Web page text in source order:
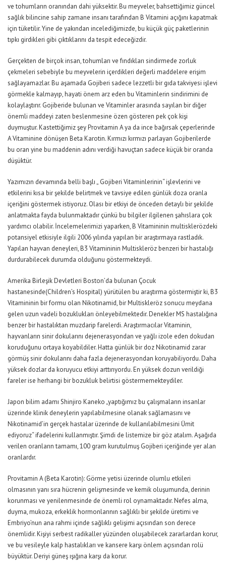
ve tohumların oranından dahi yüksektir. Bu meyveler, bahsettiğimiz güncel
sağlık bilincine sahip zamane insanı tarafından B Vitamini açığını kapatmak
için tüketilir. Yine de yakından incelediğimizde, bu küçük güç paketlerinin
tıpkı girdikleri gibi çıktıklarını da tespit edeceğizdir.
Gerçekten de birçok insan, tohumları ve fındıkları sindirmede zorluk
çekmeleri sebebiyle bu meyvelerin içerdikleri değerli maddelere erişim
sağlayamazlar. Bu aşamada Gojiberi sadece lezzetli bir gıda takviyesi işlevi
görmekle kalmayıp, hayati önem arz eden bu Vitaminlerin sindirimini de
kolaylaştırır. Gojiberide bulunan ve Vitaminler arasında sayılan bir diğer
önemli maddeyi zaten beslenmesine özen gösteren pek çok kişi
duymuştur. Kastettiğimiz şey Provitamin A ya da ince bağırsak çeperlerinde
A Vitaminine dönüşen Beta Karotin. Kırmızı kırmızı parlayan Gojiberilerde
bu oran yine bu maddenin adını verdiği havuçtan sadece küçük bir oranda
düşüktür.
Yazımızın devamında belli başlı „ Gojiberi Vitaminlerinin“ işlevlerini ve
etkilerini kısa bir şekilde belirtmek ve tavsiye edilen günlük doza oranla
içeriğini göstermek istiyoruz. Olası bir etkiyi de önceden detaylı bir şekilde
anlatmakta fayda bulunmaktadır çünkü bu bilgiler ilgilenen şahıslara çok
yardımcı olabilir. İncelemelerimizi yaparken, B Vitamininin multisklerözdeki
potansiyel etkisiyle ilgili 2006 yılında yapılan bir araştırmaya rastladık.
Yapılan hayvan deneyleri, B3 Vitamininin Multiskleröz benzeri bir hastalığı
durdurabilecek durumda olduğunu göstermekteydi.
Amerika Birleşik Devletleri Boston’da bulunan Çocuk
hastanesinde(Children’s Hospital) yürütülen bu araştırma göstermiştir ki, B3
Vitamininin bir formu olan Nikotinamid, bir Multiskleröz sonucu meydana
gelen uzun vadeli bozuklukları önleyebilmektedir. Denekler MS hastalığına
benzer bir hastalıktan muzdarip farelerdi. Araştırmacılar Vitaminin,
hayvanların sinir dokularını dejenerasyondan ve yağlı izole eden dokudan
koruduğunu ortaya koyabildiler. Hatta günlük bir doz Nikotinamid zarar
görmüş sinir dokularını daha fazla dejenerasyondan koruyabiliyordu. Daha
yüksek dozlar da koruyucu etkiyi arttırıyordu. En yüksek dozun verildiği
fareler ise herhangi bir bozukluk belirtisi göstermemekteydiler.
Japon bilim adamı Shinjiro Kaneko „yaptığımız bu çalışmaların insanlar
üzerinde klinik deneylerin yapılabilmesine olanak sağlamasını ve
Nikotinamid’in gerçek hastalar üzerinde de kullanılabilmesini Ümit
ediyoruz“ ifadelerini kullanmıştır. Şimdi de listemize bir göz atalım. Aşağıda
verilen oranların tamamı, 100 gram kurutulmuş Gojiberi içeriğinde yer alan
oranlardır.
Provitamin A (Beta Karotin): Görme yetisi üzerinde olumlu etkileri
olmasının yanı sıra hücrenin gelişmesinde ve kemik oluşumunda, derinin
korunması ve yenilenmesinde de önemli rol oynamaktadır. Nefes alma,
duyma, mukoza, erkeklik hormonlarının sağlıklı bir şekilde üretimi ve
Embriyo’nun ana rahmi içinde sağlıklı gelişimi açısından son derece
önemlidir. Kişiyi serbest radikaller yüzünden oluşabilecek zararlardan korur,
ve bu vesileyle kalp hastalıkları ve kansere karşı önlem açısından rolü
büyüktür. Deriyi güneş ışığına karşı da korur.